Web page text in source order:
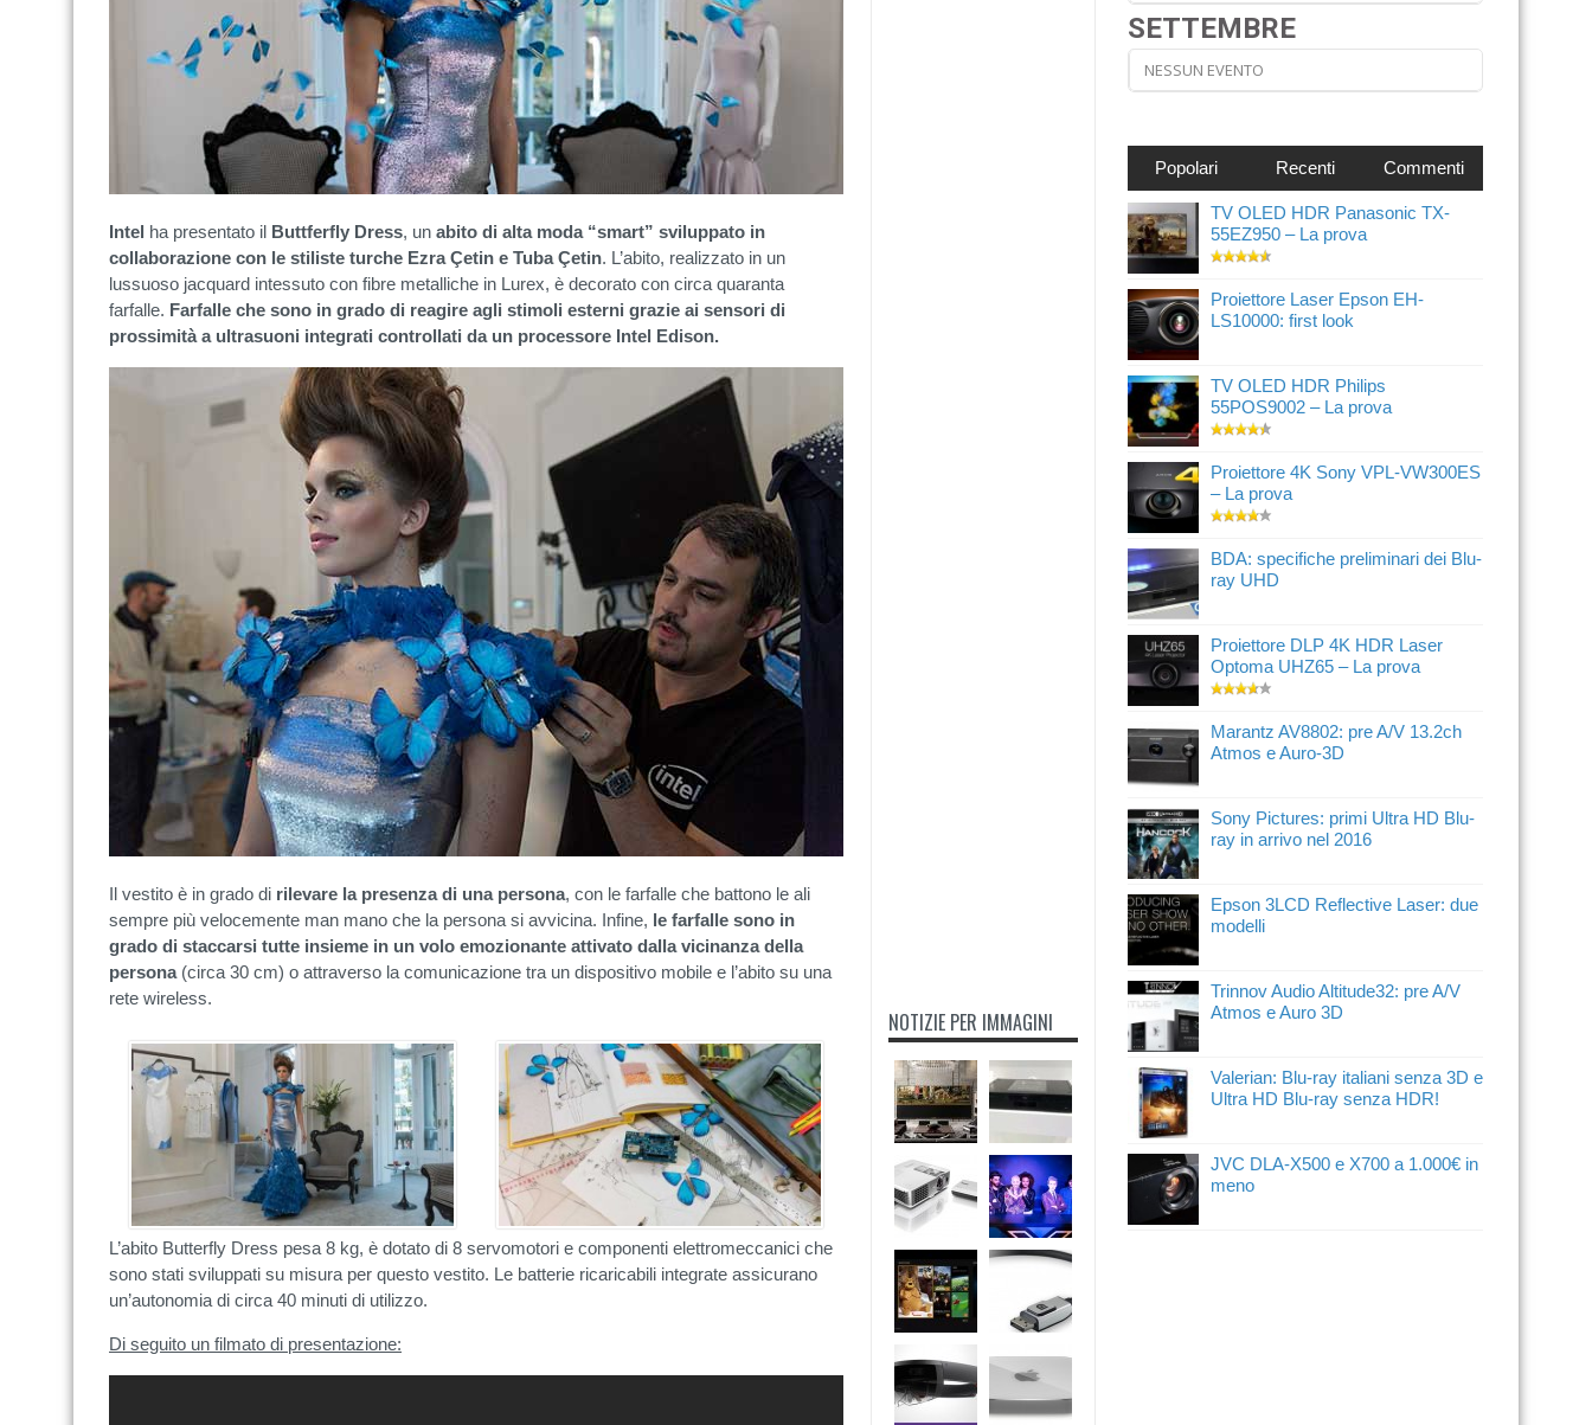
Intel ha presentato il Buttferfly Dress, un abito di alta moda “smart” sviluppato in
collaborazione con le stiliste turche Ezra Çetin e Tuba Çetin. L’abito, realizzato in un
lussuoso jacquard intessuto con fibre metalliche in Lurex, è decorato con circa quaranta
farfalle. Farfalle che sono in grado di reagire agli stimoli esterni grazie ai sensori di
prossimità a ultrasuoni integrati controllati da un processore Intel Edison.
Il vestito è in grado di rilevare la presenza di una persona, con le farfalle che battono le ali
sempre più velocemente man mano che la persona si avvicina. Infine, le farfalle sono in
grado di staccarsi tutte insieme in un volo emozionante attivato dalla vicinanza della
persona(circa 30 cm) o attraverso la comunicazione tra un dispositivo mobile e l’abito su una
rete wireless.
L’abito Butterfly Dress pesa 8 kg, è dotato di 8 servomotori e componenti elettromeccanici che
sono stati sviluppati su misura per questo vestito. Le batterie ricaricabili integrate assicurano
un’autonomia di circa 40 minuti di utilizzo.
Di seguito un filmato di presentazione:
NOTIZIE PER IMMAGINI
SETTEMBRE
NESSUN EVENTO
Popolari Recenti Commenti
TV OLED HDR Panasonic TX-
55EZ950 – La prova
Proiettore Laser Epson EH-
LS10000: first look
TV OLED HDR Philips
55POS9002 – La prova
Proiettore 4K Sony VPL-VW300ES
– La prova
BDA: specifiche preliminari dei Blu-
ray UHD
Proiettore DLP 4K HDR Laser
Optoma UHZ65 – La prova
Marantz AV8802: pre A/V 13.2ch
Atmos e Auro-3D
Sony Pictures: primi Ultra HD Blu-
ray in arrivo nel 2016
Epson 3LCD Reflective Laser: due
modelli
Trinnov Audio Altitude32: pre A/V
Atmos e Auro 3D
Valerian: Blu-ray italiani senza 3D e
Ultra HD Blu-ray senza HDR!
JVC DLA-X500 e X700 a 1.000€ in
meno